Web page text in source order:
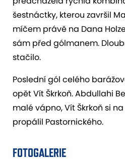
šestnáctky, kterou završil
míčem právě na Dana
sám před gólmanem.
stačilo.
Poslední gól celého
opět Vít Škrkoň. Abdullahi
malé vápno, Vít Škrkoň si
propálil Pastornického.
FOTOGALERIE